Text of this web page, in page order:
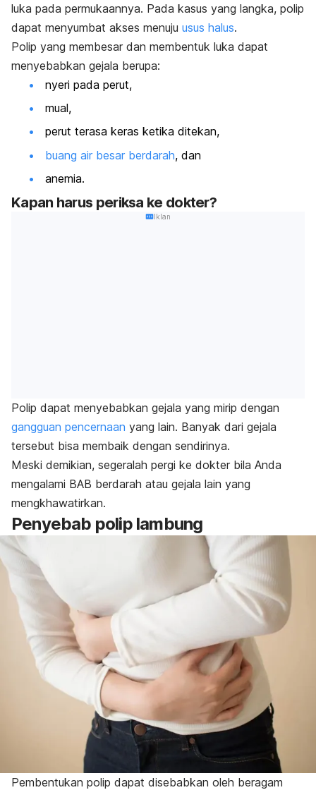
luka pada permukaannya. Pada kasus yang langka, polip
dapat menyumbat akses menuju usus halus.
Polip yang membesar dan membentuk luka dapat
menyebabkan gejala berupa:
nyeri pada perut,
mual,
perut terasa keras ketika ditekan,
buang air besar berdarah, dan
anemia.
Kapan harus periksa ke dokter?
Iklan
Polip dapat menyebabkan gejala yang mirip dengan
gangguan pencernaan yang lain. Banyak dari gejala
tersebut bisa membaik dengan sendirinya.
Meski demikian, segeralah pergi ke dokter bila Anda
mengalami BAB berdarah atau gejala lain yang
mengkhawatirkan.
Penyebab polip lambung
Pembentukan polip dapat disebabkan oleh beragam